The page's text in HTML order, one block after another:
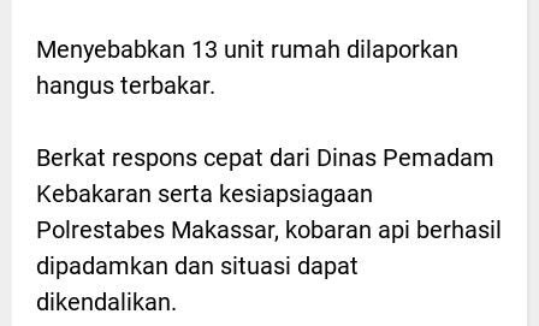
Menyebabkan 13 unit rumah dilaporkan
hangus terbakar.
Berkat respons cepat dari Dinas Pemadam
Kebakaran serta kesiapsiagaan
Polrestabes Makassar, kobaran api berhasil
dipadamkan dan situasi dapat
dikendalikan.